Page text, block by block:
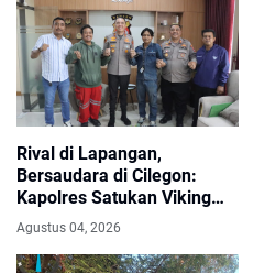
Rival di Lapangan,
Bersaudara di Cilegon:
Kapolres Satukan Viking
dan Jak Mania Demi Nobar
Damai Piala Presiden 2026
Agustus 04, 2026